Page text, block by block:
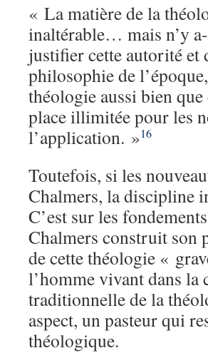
« La matière de la
inaltérable… mais n’y
justifier cette autorité et
philosophie de
théologie aussi bien
place illimitée pour les
l’application. »16
Toutefois, si les
Chalmers, la discipline
C’est sur les
Chalmers construit son
de cette théologie «
l’homme vivant dans la
traditionnelle de la
aspect, un pasteur qui
théologique.